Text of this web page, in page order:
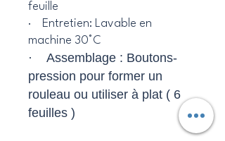
feuille
· Entretien: Lavable en
machine 30°C
· Assemblage : Boutons-
pression pour former un
rouleau ou utiliser à plat ( 6
feuilles )